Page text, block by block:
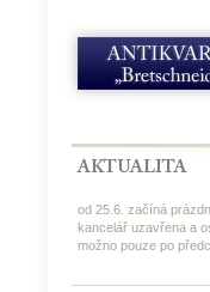
od 25.6. začíná
kancelář uzavřena a
možno pouze po